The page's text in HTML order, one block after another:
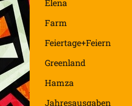
Elena
Farm
Feiertage+Feiern
Greenland
Hamza
Jahresausgaben